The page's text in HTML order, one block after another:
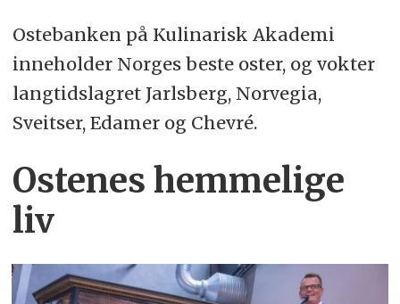
Ostebanken på Kulinarisk Akademi
inneholder Norges beste oster, og vokter
langtidslagret Jarlsberg, Norvegia,
Sveitser, Edamer og Chevré.
Ostenes hemmelige
liv